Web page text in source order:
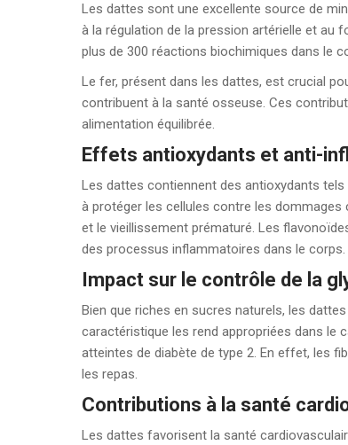
Les dattes sont une excellente source de
à la régulation de la pression artérielle et au
plus de 300 réactions biochimiques dans le
Le fer, présent dans les dattes, est crucial
contribuent à la santé osseuse. Ces
alimentation équilibrée.
Effets antioxydants et anti-
Les dattes contiennent des antioxydants
à protéger les cellules contre les dommages
et le vieillissement prématuré. Les
des processus inflammatoires dans le corps.
Impact sur le contrôle de la
Bien que riches en sucres naturels, les
caractéristique les rend appropriées dans le
atteintes de diabète de type 2. En effet, les
les repas.
Contributions à la santé
Les dattes favorisent la santé